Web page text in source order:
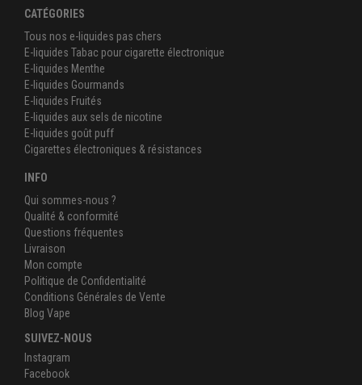
CATÉGORIES
Tous nos e-liquides pas chers
E-liquides Tabac pour cigarette électronique
E-liquides Menthe
E-liquides Gourmands
E-liquides Fruités
E-liquides aux sels de nicotine
E-liquides goût puff
Cigarettes électroniques & résistances
INFO
Qui sommes-nous ?
Qualité & conformité
Questions fréquentes
Livraison
Mon compte
Politique de Confidentialité
Conditions Générales de Vente
Blog Vape
SUIVEZ-NOUS
Instagram
Facebook